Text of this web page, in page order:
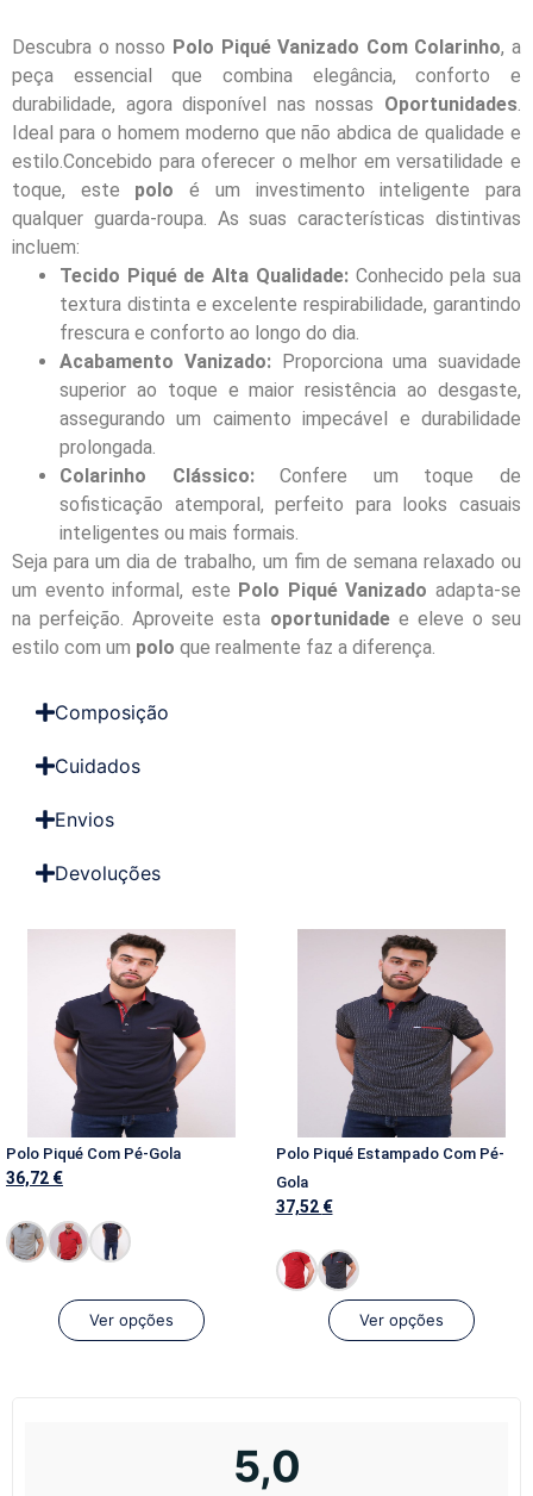
Descubra o nosso Polo Piqué Vanizado Com Colarinho, a
peça essencial que combina elegância, conforto e
durabilidade, agora disponível nas nossas Oportunidades.
Ideal para o homem moderno que não abdica de qualidade e
estilo.Concebido para oferecer o melhor em versatilidade e
toque, este polo é um investimento inteligente para
qualquer guarda-roupa. As suas características distintivas
incluem:
Tecido Piqué de Alta Qualidade:Conhecido pela sua
textura distinta e excelente respirabilidade, garantindo
frescura e conforto ao longo do dia.
Acabamento Vanizado:Proporciona uma suavidade
superior ao toque e maior resistência ao desgaste,
assegurando um caimento impecável e durabilidade
prolongada.
Colarinho Clássico:Confere um toque de
sofisticação atemporal, perfeito para looks casuais
inteligentes ou mais formais.
Seja para um dia de trabalho, um fim de semana relaxado ou
um evento informal, este Polo Piqué Vanizado adapta-se
na perfeição. Aproveite esta oportunidadee eleve o seu
estilo com um polo que realmente faz a diferença.
Composição
Cuidados
Envios
Devoluções
Polo Piqué Com Pé-Gola
36,72 €
Ver opções
Polo Piqué Estampado Com Pé-
Gola
37,52 €
Ver opções
5,0